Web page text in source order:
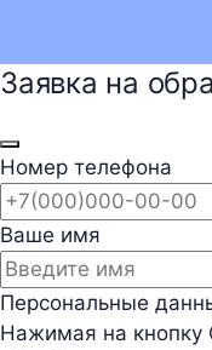
Заявка на
Номер телефона
Ваше имя
Персональные
Нажимая на кнопку